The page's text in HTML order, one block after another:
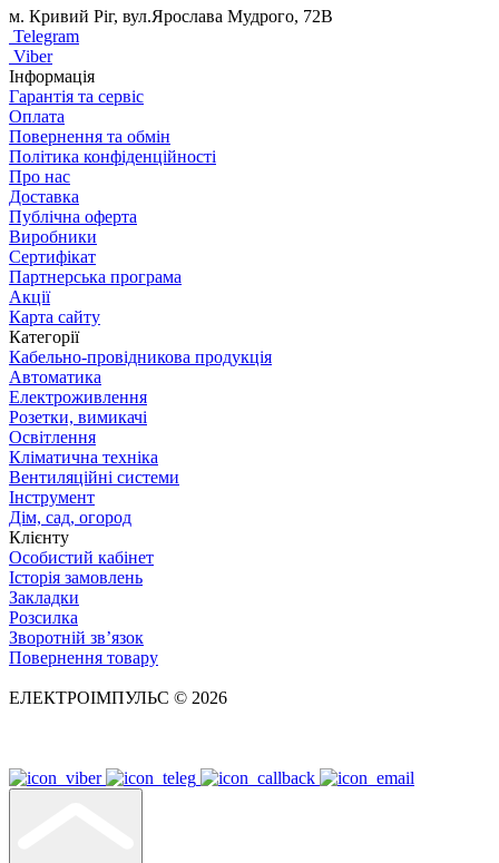
м. Кривий Ріг, вул.Ярослава Мудрого, 72В
Telegram
Viber
Інформація
Гарантія та сервіс
Оплата
Повернення та обмін
Політика конфіденційності
Про нас
Доставка
Публічна оферта
Виробники
Сертифікат
Партнерська програма
Акції
Карта сайту
Категорії
Кабельно-провідникова продукція
Автоматика
Електроживлення
Розетки, вимикачі
Освітлення
Кліматична техніка
Вентиляційні системи
Інструмент
Дім, сад, огород
Клієнту
Особистий кабінет
Історія замовлень
Закладки
Розсилка
Зворотній зв’язок
Повернення товару
ЕЛЕКТРОІМПУЛЬС © 2026